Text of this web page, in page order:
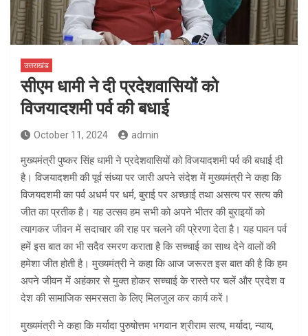
उत्तराखंड
सीएम धामी ने दी प्रदेशवासियों को
विजयादशमी पर्व की बधाई
October 11, 2024 admin
मुख्यमंत्री पुष्कर सिंह धामी ने प्रदेशवासियों को विजयादशमी पर्व की बधाई दी
है। विजयादशमी की पूर्व संध्या पर जारी अपने संदेश में मुख्यमंत्री ने कहा कि
विजयदशमी का पर्व अधर्म पर धर्म, बुराई पर अच्छाई तथा असत्य पर सत्य की
जीत का प्रतीक है। यह उत्सव हम सभी को अपने भीतर की बुराइयों को
त्यागकर जीवन में सदाचार की राह पर चलने की प्रेरणा देता है। यह पावन पर्व
हमें इस बात का भी सदैव स्मरण कराता है कि सच्चाई का साथ देने वालों की
हमेशा जीत होती है। मुख्यमंत्री ने कहा कि आज जरूरत इस बात की है कि हम
अपने जीवन में अहंकार से मुक्त होकर सच्चाई के रास्ते पर चलें और प्रदेश व
देश की सामाजिक समरसता के लिए मिलजुल कर कार्य करें।
मुख्यमंत्री ने कहा कि मर्यादा पुरुषोत्तम भगवान श्रीराम सत्य, मर्यादा, न्याय,